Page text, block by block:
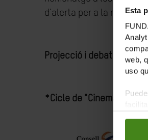
Esta
web,
uso
d'alerta per a la resta del
Projecció i debat amb
*Cicle de "Cinema i